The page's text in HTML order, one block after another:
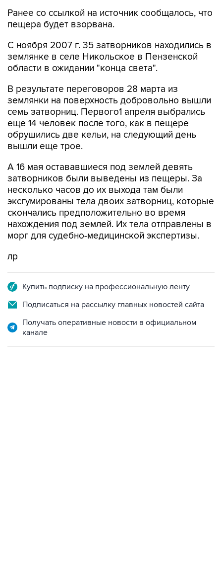
Ранее со ссылкой на источник сообщалось, что
пещера будет взорвана.
С ноября 2007 г. 35 затворников находились в
землянке в селе Никольское в Пензенской
области в ожидании "конца света".
В результате переговоров 28 марта из
землянки на поверхность добровольно вышли
семь затворниц. Первого1 апреля выбрались
еще 14 человек после того, как в пещере
обрушились две кельи, на следующий день
вышли еще трое.
А 16 мая остававшиеся под землей девять
затворников были выведены из пещеры. За
несколько часов до их выхода там были
эксгумированы тела двоих затворниц, которые
скончались предположительно во время
нахождения под землей. Их тела отправлены в
морг для судебно-медицинской экспертизы.
лр
Купить подписку на профессиональную ленту
Подписаться на рассылку главных новостей сайта
Получать оперативные новости в официальном
канале